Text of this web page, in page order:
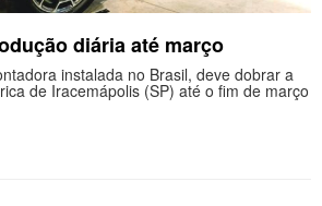
diária até março
instalada no Brasil, deve dobrar a
de Iracemápolis (SP) até o fim de março